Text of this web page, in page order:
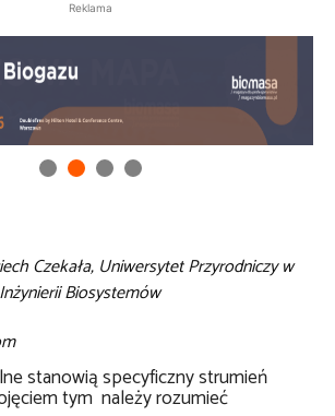
Reklama
Czekała, Uniwersytet Przyrodniczy w
Biosystemów
stanowią specyficzny strumień
tym należy rozumieć